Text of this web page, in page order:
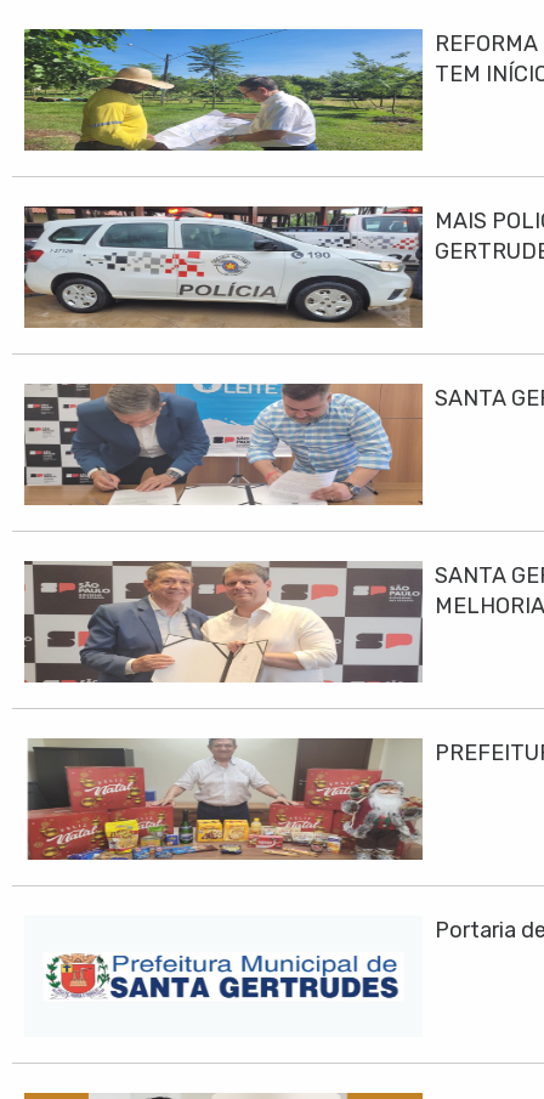
TEM
MAIS
SANTA
SANTA
Portaria